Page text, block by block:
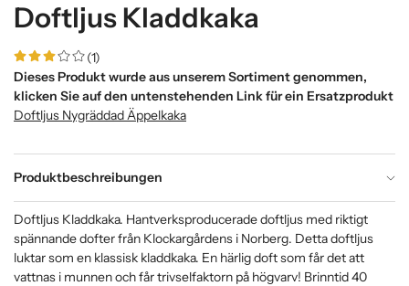
Doftljus Kladdkaka
(1)
Dieses Produkt wurde aus unserem Sortiment genommen,
klicken Sie auf den untenstehenden Link für ein Ersatzprodukt
Doftljus Nygräddad Äppelkaka
Produktbeschreibungen
Doftljus Kladdkaka. Hantverksproducerade doftljus med riktigt
spännande dofter från Klockargårdens i Norberg. Detta doftljus
luktar som en klassisk kladdkaka. En härlig doft som får det att
vattnas i munnen och får trivselfaktorn på högvarv! Brinntid 40